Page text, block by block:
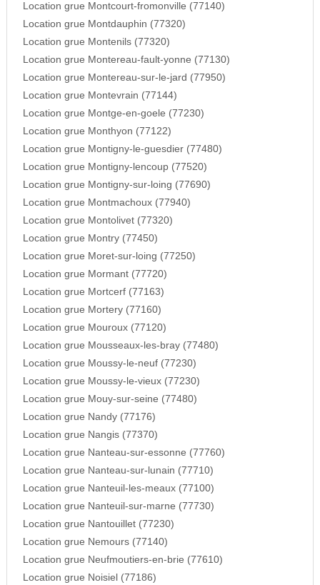
Location grue Montcourt-fromonville (77140)
Location grue Montdauphin (77320)
Location grue Montenils (77320)
Location grue Montereau-fault-yonne (77130)
Location grue Montereau-sur-le-jard (77950)
Location grue Montevrain (77144)
Location grue Montge-en-goele (77230)
Location grue Monthyon (77122)
Location grue Montigny-le-guesdier (77480)
Location grue Montigny-lencoup (77520)
Location grue Montigny-sur-loing (77690)
Location grue Montmachoux (77940)
Location grue Montolivet (77320)
Location grue Montry (77450)
Location grue Moret-sur-loing (77250)
Location grue Mormant (77720)
Location grue Mortcerf (77163)
Location grue Mortery (77160)
Location grue Mouroux (77120)
Location grue Mousseaux-les-bray (77480)
Location grue Moussy-le-neuf (77230)
Location grue Moussy-le-vieux (77230)
Location grue Mouy-sur-seine (77480)
Location grue Nandy (77176)
Location grue Nangis (77370)
Location grue Nanteau-sur-essonne (77760)
Location grue Nanteau-sur-lunain (77710)
Location grue Nanteuil-les-meaux (77100)
Location grue Nanteuil-sur-marne (77730)
Location grue Nantouillet (77230)
Location grue Nemours (77140)
Location grue Neufmoutiers-en-brie (77610)
Location grue Noisiel (77186)